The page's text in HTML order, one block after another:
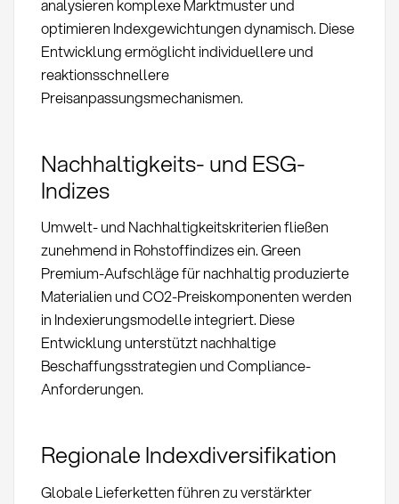
analysieren komplexe Marktmuster und
optimieren Indexgewichtungen dynamisch. Diese
Entwicklung ermöglicht individuellere und
reaktionsschnellere
Preisanpassungsmechanismen.
Nachhaltigkeits- und ESG-
Indizes
Umwelt- und Nachhaltigkeitskriterien fließen
zunehmend in Rohstoffindizes ein. Green
Premium-Aufschläge für nachhaltig produzierte
Materialien und CO2-Preiskomponenten werden
in Indexierungsmodelle integriert. Diese
Entwicklung unterstützt nachhaltige
Beschaffungsstrategien und Compliance-
Anforderungen.
Regionale Indexdiversifikation
Globale Lieferketten führen zu verstärkter